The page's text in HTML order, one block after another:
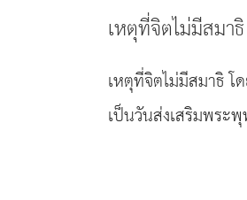
เหตุที่จิตไม่มีสมาธิ
เหตุที่จิตไม่มีสมาธิ
เป็นวันส่งเสริมพระ